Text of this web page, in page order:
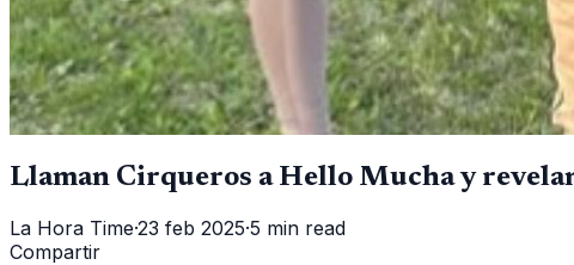
Llaman Cirqueros a Hello Mucha y
La Hora Time·23 feb 2025·5 min read
Compartir